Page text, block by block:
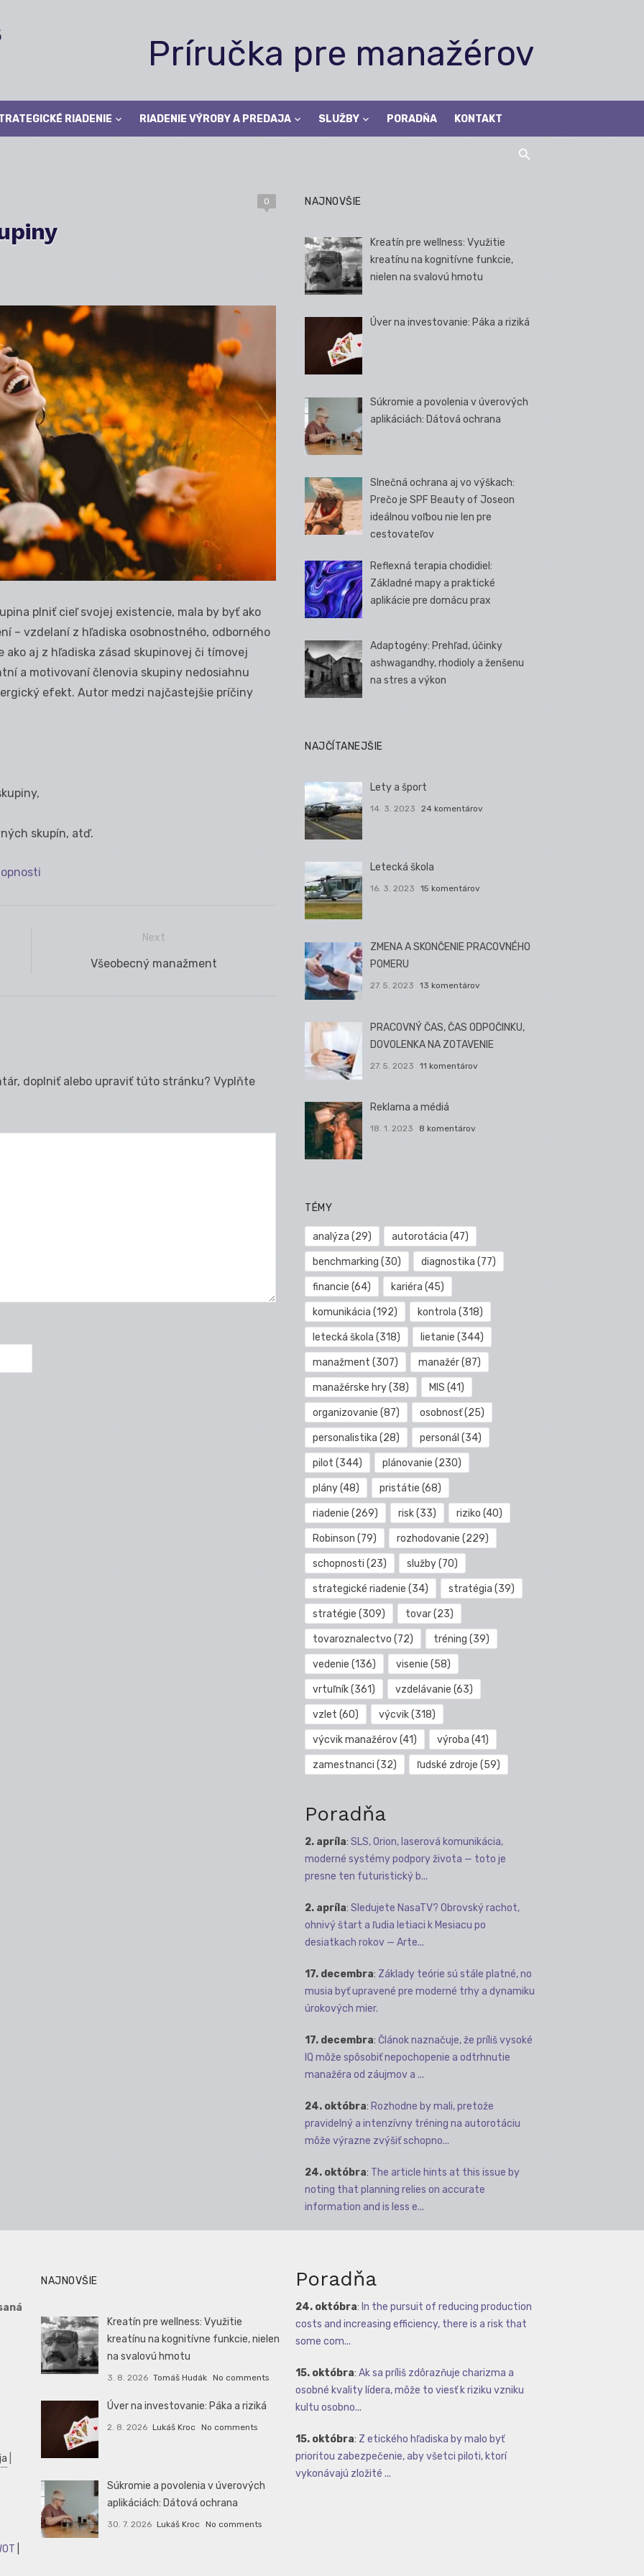
Príručka pre manažérov
RIADENIE RIADENIE VÝROBY A PREDAJA SLUŽBY PORADŇA KONTAKT
0
plniť cieľ svojej existencie, mala by byť ako
– vzdelaní z hľadiska osobnostného, odborného
aj z hľadiska zásad skupinovej či tímovej
a motivovaní členovia skupiny nedosiahnu
efekt. Autor medzi najčastejšie príčiny
skupín, atď.
Next
Next
Všeobecný manažment
doplniť alebo upraviť túto stránku? Vyplňte
NAJNOVŠIE
Kreatín pre wellness: Využitie
kreatínu na kognitívne funkcie,
nielen na svalovú hmotu
Úver na investovanie: Páka a riziká
Súkromie a povolenia v úverových
aplikáciách: Dátová ochrana
Slnečná ochrana aj vo výškach:
Prečo je SPF Beauty of Joseon
ideálnou voľbou nie len pre
cestovateľov
Reflexná terapia chodidiel:
Základné mapy a praktické
aplikácie pre domácu prax
Adaptogény: Prehľad, účinky
ashwagandhy, rhodioly a ženšenu
na stres a výkon
NAJČÍTANEJŠIE
Lety a šport
14. 3. 2023 24 komentárov
Letecká škola
16. 3. 2023 15 komentárov
ZMENA A SKONČENIE PRACOVNÉHO
POMERU
27. 5. 2023 13 komentárov
PRACOVNÝ ČAS, ČAS ODPOČINKU,
DOVOLENKA NA ZOTAVENIE
27. 5. 2023 11 komentárov
Reklama a médiá
18. 1. 2023 8 komentárov
TÉMY
analýza (29) autorotácia (47)
benchmarking (30) diagnostika (77)
financie (64) kariéra (45)
komunikácia (192) kontrola (318)
letecká škola (318) lietanie (344)
manažment (307) manažér(87)
manažérske hry(38) MIS (41)
organizovanie (87) osobnosť(25)
personalistika (28) personál (34)
pilot (344) plánovanie (230)
plány(48) pristátie (68)
riadenie (269) risk(33) riziko (40)
Robinson (79) rozhodovanie (229)
schopnosti (23) služby(70)
strategické riadenie (34) stratégia (39)
stratégie (309) tovar(23)
tovaroznalectvo (72) tréning (39)
vedenie (136) visenie (58)
vrtuľník(361) vzdelávanie (63)
vzlet (60) výcvik(318)
výcvik manažérov(41) výroba (41)
zamestnanci (32) ľudské zdroje (59)
Poradňa
2. apríla: SLS, Orion, laserová komunikácia,
moderné systémy podpory života — toto je
presne ten futuristický b...
2. apríla: Sledujete NasaTV? Obrovský rachot,
ohnivý štart a ľudia letiaci k Mesiacu po
desiatkach rokov — Arte...
17. decembra: Základy teórie sú stále platné, no
musia byť upravené pre moderné trhy a dynamiku
úrokových mier.
17. decembra: Článok naznačuje, že príliš vysoké
IQ môže spôsobiť nepochopenie a odtrhnutie
manažéra od záujmov a ...
24. októbra: Rozhodne by mali, pretože
pravidelný a intenzívny tréning na autorotáciu
môže výrazne zvýšiť schopno...
24. októbra: The article hints at this issue by
noting that planning relies on accurate
information and is less e...
NAJNOVŠIE
Kreatín pre wellness: Využitie
kreatínu na kognitívne funkcie, nielen
na svalovú hmotu
3. 8. 2026 Tomáš Hudák No comments
Úver na investovanie: Páka a riziká
2. 8. 2026 Lukáš Kroc No comments
Súkromie a povolenia v úverových
aplikáciách: Dátová ochrana
30. 7. 2026 Lukáš Kroc No comments
Poradňa
24. októbra: In the pursuit of reducing production
costs and increasing efficiency, there is a risk that
some com...
15. októbra: Ak sa príliš zdôrazňuje charizma a
osobné kvality lídera, môže to viesť k riziku vzniku
kultu osobno...
15. októbra: Z etického hľadiska by malo byť
prioritou zabezpečenie, aby všetci piloti, ktorí
vykonávajú zložité ...